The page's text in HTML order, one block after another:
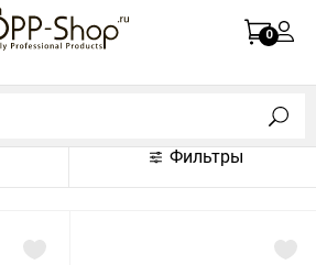
0
Фильтры
(по убыванию)